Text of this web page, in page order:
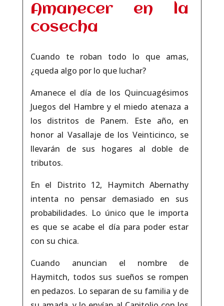
Amanecer en la
cosecha
Cuando te roban todo lo que amas,
¿queda algo por lo que luchar?
Amanece el día de los Quincuagésimos
Juegos del Hambre y el miedo atenaza a
los distritos de Panem. Este año, en
honor al Vasallaje de los Veinticinco, se
llevarán de sus hogares al doble de
tributos.
En el Distrito 12, Haymitch Abernathy
intenta no pensar demasiado en sus
probabilidades. Lo único que le importa
es que se acabe el día para poder estar
con su chica.
Cuando anuncian el nombre de
Haymitch, todos sus sueños se rompen
en pedazos. Lo separan de su familia y de